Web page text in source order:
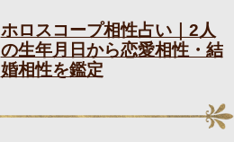
ホロスコープ相性占い｜2人
の生年月日から恋愛相性・結
婚相性を鑑定